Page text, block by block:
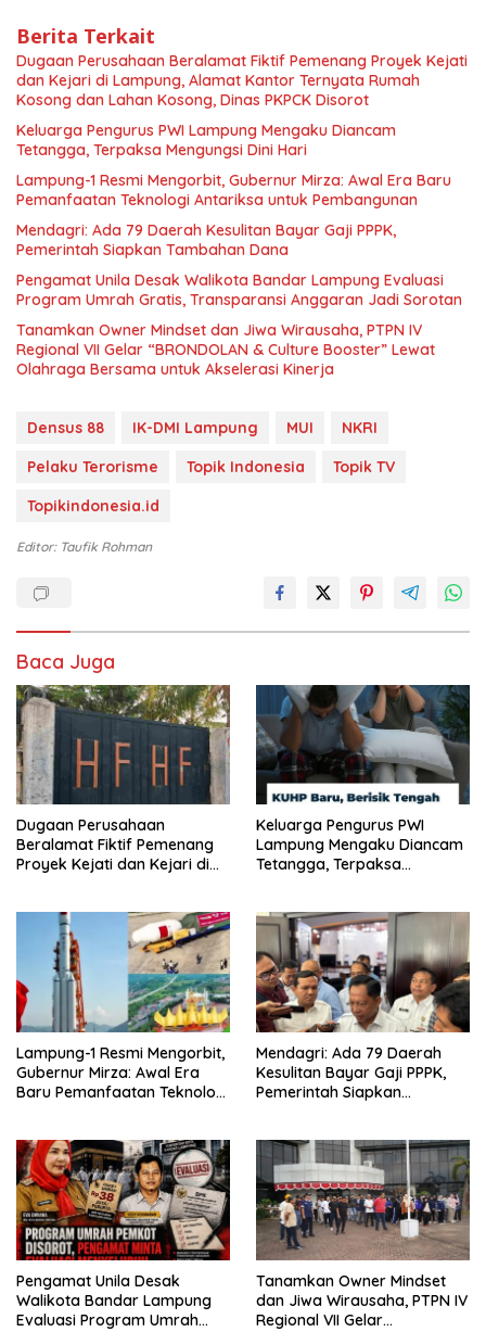
Berita Terkait
Dugaan Perusahaan Beralamat Fiktif Pemenang Proyek Kejati
dan Kejari di Lampung, Alamat Kantor Ternyata Rumah
Kosong dan Lahan Kosong, Dinas PKPCK Disorot
Keluarga Pengurus PWI Lampung Mengaku Diancam
Tetangga, Terpaksa Mengungsi Dini Hari
Lampung-1 Resmi Mengorbit, Gubernur Mirza: Awal Era Baru
Pemanfaatan Teknologi Antariksa untuk Pembangunan
Mendagri: Ada 79 Daerah Kesulitan Bayar Gaji PPPK,
Pemerintah Siapkan Tambahan Dana
Pengamat Unila Desak Walikota Bandar Lampung Evaluasi
Program Umrah Gratis, Transparansi Anggaran Jadi Sorotan
Tanamkan Owner Mindset dan Jiwa Wirausaha, PTPN IV
Regional VII Gelar “BRONDOLAN & Culture Booster” Lewat
Olahraga Bersama untuk Akselerasi Kinerja
Densus 88 IK-DMI Lampung MUI
NKRI
Pelaku Terorisme
Topik Indonesia
Topik TV
Topikindonesia.id
Editor: Taufik Rohman
Baca Juga
Dugaan Perusahaan
Beralamat Fiktif Pemenang
Proyek Kejati dan Kejari di
Lahan Kosong, Dinas PKPCK
Disorot
Keluarga Pengurus PWI
Lampung Mengaku Diancam
Tetangga, Terpaksa
Lampung-1 Resmi Mengorbit,
Gubernur Mirza: Awal Era
Baru Pemanfaatan Teknologi
Mendagri: Ada 79 Daerah
Kesulitan Bayar Gaji PPPK,
Pemerintah Siapkan
Pengamat Unila Desak
Walikota Bandar Lampung
Evaluasi Program Umrah
Tanamkan Owner Mindset
dan Jiwa Wirausaha, PTPN IV
Regional VII Gelar